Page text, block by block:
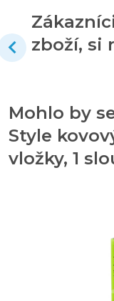
zboží, si
Mohlo by
Style
vložky, 1